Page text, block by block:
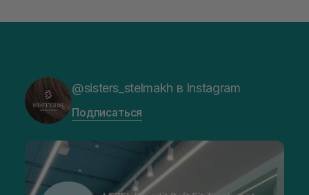
@sisters_stelmakh в Instagram
Подписаться